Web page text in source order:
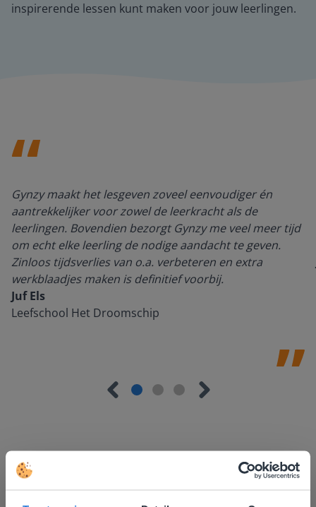
inspirerende lessen kunt maken voor jouw leerlingen.
Gynzy maakt het lesgeven zoveel eenvoudiger én
aantrekkelijker voor zowel de leerkracht als de
leerlingen. Bovendien bezorgt Gynzy me veel meer tijd
om echt elke leerling de nodige aandacht te geven.
Zinloos tijdsverlies van o.a. verbeteren en extra
werkblaadjes maken is definitief voorbij.
Juf Els
Leefschool Het Droomschip
Ontdek meer!